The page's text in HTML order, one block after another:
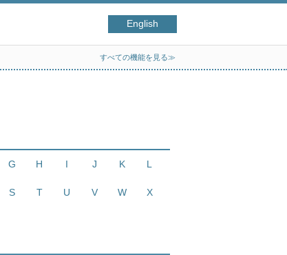
English
すべての機能を見る≫
G H I J K L
S T U V W X